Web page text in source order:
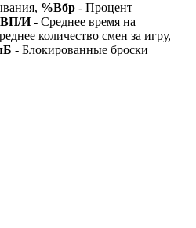
%Вбр - Процент
ВП/И- Среднее время на
количество смен за игру,
- Блокированные броски